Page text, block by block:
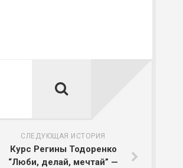
СЛЕДУЮЩАЯ ИСТОРИЯ
Курс Регины Тодоренко
“Люби, делай, мечтай” —